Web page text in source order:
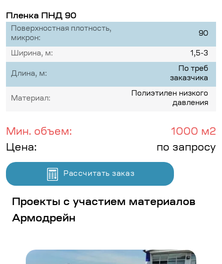
Пленка ПНД 90
Поверхностная плотность,
микрон:
90
Ширина, м: 1,5-3
Длина, м:
По треб
заказчика
Материал:
Полиэтилен низкого
давления
Мин. объем:
1000 м2
Цена:
по запросу
Рассчитать заказ
Проекты с участием материалов
Армодрейн